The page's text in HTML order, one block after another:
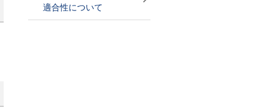
適合性について